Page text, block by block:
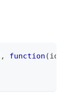
, function (id